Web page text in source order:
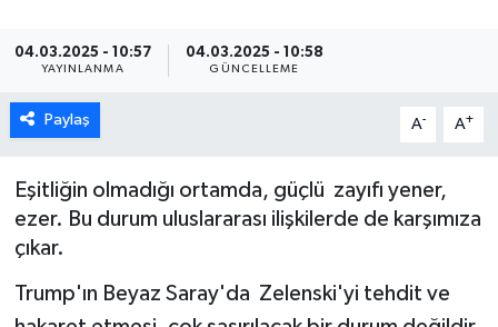
04.03.2025 - 10:57
YAYINLANMA
04.03.2025 - 10:58
GÜNCELLEME
Paylaş A- A+
Eşitliğin olmadığı ortamda, güçlü zayıfı yener,
ezer. Bu durum uluslararası ilişkilerde de karşımıza
çıkar.
Trump'ın Beyaz Saray'da Zelenski'yi tehdit ve
KÜLTÜR SANAT
SPOR
MAGAZİN
ÖZEL HABER
DTO
Son Dakika Haberleri
Haber Arşivi